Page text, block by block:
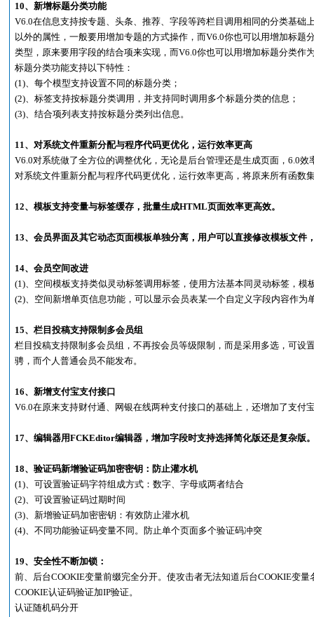
10、新增标题分类功能
V6.0在信息支持按专题、头条、推荐、字段等跨栏目调用相同的分类基
以外的属性，一般要用增加专题的方式操作，而V6.0你也可以用增加标
类型，原来要用字段的结合项来实现，而V6.0你也可以用增加标题分类作
标题分类功能支持以下特性：
(1)、每个模型支持设置不同的标题分类；
(2)、标签支持按标题分类调用，并支持同时调用多个标题分类的信息；
(3)、结合项列表支持按标题分类列出信息。
11、对系统文件重新分配与程序代码更优化，运行效率更高
V6.0对系统做了全方位的调整优化，无论是后台管理还是生成页面，6.0效
对系统文件重新分配与程序代码更优化，运行效率更高，将原来所有函数
12、模板支持变量与标签缓存，批量生成HTML页面效率更高效。
13、会员界面及其它动态页面模板单独分离，用户可以直接修改模板文件
14、会员空间改进
(1)、空间模板支持类似灵动标签调用标签，使用方法基本同灵动标签，模
(2)、空间新增单页信息功能，可以显示会员表某一个自定义字段内容作
15、栏目投稿支持限制多会员组
栏目投稿支持限制多会员组，不再按会员等级限制，而是采用多选，可
骋，而个人普通会员不能发布。
16、新增支付宝支付接口
V6.0在原来支持财付通、网银在线两种支付接口的基础上，还增加了支付
17、编辑器用FCKEditor编辑器，增加字段时支持选择简化版还是复杂版
18、验证码新增验证码加密密钥：防止灌水机
(1)、可设置验证码字符组成方式：数字、字母或两者结合
(2)、可设置验证码过期时间
(3)、新增验证码加密密钥：有效防止灌水机
(4)、不同功能验证码变量不同。防止单个页面多个验证码冲突
19、安全性不断加锁：
前、后台COOKIE变量前缀完全分开。使攻击者无法知道后台COOKIE变
COOKIE认证码验证加IP验证。
认证随机码分开